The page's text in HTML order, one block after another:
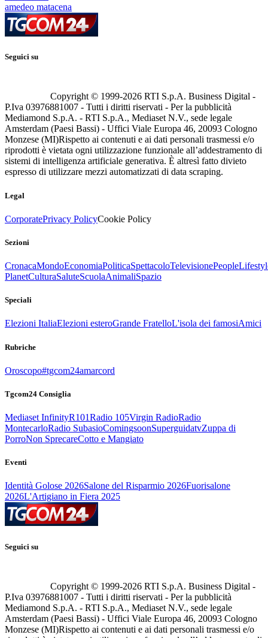
amedeo matacena
Seguici su
Copyright © 1999-2026 RTI S.p.A. Business Digital -
P.Iva 03976881007 - Tutti i diritti riservati - Per la pubblicità
Mediamond S.p.A. - RTI S.p.A., Mediaset N.V., sede legale
Amsterdam (Paesi Bassi) - Uffici Viale Europa 46, 20093 Cologno
Monzese (MI)Rispetto ai contenuti e ai dati personali trasmessi e/o
riprodotti è vietata ogni utilizzazione funzionale all’addestramento di
sistemi di intelligenza artificiale generativa. È altresì fatto divieto
espresso di utilizzare mezzi automatizzati di data scraping.
Legal
CorporatePrivacy PolicyCookie Policy
Sezioni
CronacaMondoEconomiaPoliticaSpettacoloTelevisionePeople
PlanetCulturaSaluteScuolaAnimaliSpazio
Speciali
Elezioni ItaliaElezioni esteroGrande FratelloL'isola dei famosiAmici
Rubriche
Oroscopo#tgcom24amarcord
Tgcom24 Consiglia
Mediaset InfinityR101Radio 105Virgin RadioRadio
MontecarloRadio SubasioComingsoonSuperguidatvZuppa di
PorroNon SprecareCotto e Mangiato
Eventi
Identità Golose 2026Salone del Risparmio 2026Fuorisalone
2026L'Artigiano in Fiera 2025
Seguici su
Copyright © 1999-2026 RTI S.p.A. Business Digital -
P.Iva 03976881007 - Tutti i diritti riservati - Per la pubblicità
Mediamond S.p.A. - RTI S.p.A., Mediaset N.V., sede legale
Amsterdam (Paesi Bassi) - Uffici Viale Europa 46, 20093 Cologno
Monzese (MI)Rispetto ai contenuti e ai dati personali trasmessi e/o